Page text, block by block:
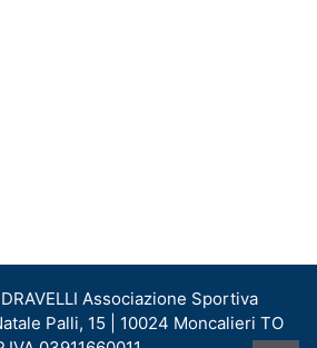
​DRAVELLI Associazione Sportiva
Palli, 15 | 10024 Moncalieri TO